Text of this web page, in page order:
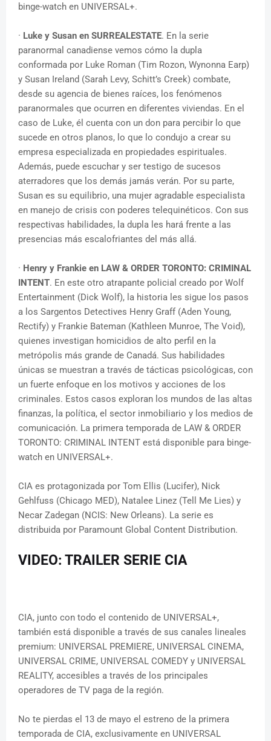
binge-watch en UNIVERSAL+.
· Luke y Susan en SURREALESTATE. En la serie
paranormal canadiense vemos cómo la dupla
conformada por Luke Roman (Tim Rozon, Wynonna Earp)
y Susan Ireland (Sarah Levy, Schitt’s Creek) combate,
desde su agencia de bienes raíces, los fenómenos
paranormales que ocurren en diferentes viviendas. En el
caso de Luke, él cuenta con un don para percibir lo que
sucede en otros planos, lo que lo condujo a crear su
empresa especializada en propiedades espirituales.
Además, puede escuchar y ser testigo de sucesos
aterradores que los demás jamás verán. Por su parte,
Susan es su equilibrio, una mujer agradable especialista
en manejo de crisis con poderes telequinéticos. Con sus
respectivas habilidades, la dupla les hará frente a las
presencias más escalofriantes del más allá.
· Henry y Frankie en LAW & ORDER TORONTO: CRIMINAL
INTENT. En este otro atrapante policial creado por Wolf
Entertainment (Dick Wolf), la historia les sigue los pasos
a los Sargentos Detectives Henry Graff (Aden Young,
Rectify) y Frankie Bateman (Kathleen Munroe, The Void),
quienes investigan homicidios de alto perfil en la
metrópolis más grande de Canadá. Sus habilidades
únicas se muestran a través de tácticas psicológicas, con
un fuerte enfoque en los motivos y acciones de los
criminales. Estos casos exploran los mundos de las altas
finanzas, la política, el sector inmobiliario y los medios de
comunicación. La primera temporada de LAW & ORDER
TORONTO: CRIMINAL INTENT está disponible para binge-
watch en UNIVERSAL+.
CIA es protagonizada por Tom Ellis (Lucifer), Nick
Gehlfuss (Chicago MED), Natalee Linez (Tell Me Lies) y
Necar Zadegan (NCIS: New Orleans). La serie es
distribuida por Paramount Global Content Distribution.
VIDEO: TRAILER SERIE CIA
CIA, junto con todo el contenido de UNIVERSAL+,
también está disponible a través de sus canales lineales
premium: UNIVERSAL PREMIERE, UNIVERSAL CINEMA,
UNIVERSAL CRIME, UNIVERSAL COMEDY y UNIVERSAL
REALITY, accesibles a través de los principales
operadores de TV paga de la región.
No te pierdas el 13 de mayo el estreno de la primera
temporada de CIA, exclusivamente en UNIVERSAL